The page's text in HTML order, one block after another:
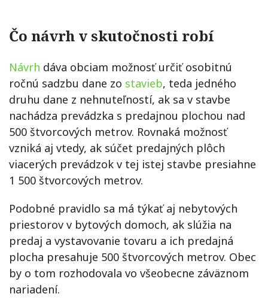
Čo návrh v skutočnosti robí
Návrh dáva obciam možnosť určiť osobitnú
ročnú sadzbu dane zo stavieb, teda jedného
druhu dane z nehnuteľností, ak sa v stavbe
nachádza prevádzka s predajnou plochou nad
500 štvorcových metrov. Rovnaká možnosť
vzniká aj vtedy, ak súčet predajných plôch
viacerých prevádzok v tej istej stavbe presiahne
1 500 štvorcových metrov.
Podobné pravidlo sa má týkať aj nebytových
priestorov v bytových domoch, ak slúžia na
predaj a vystavovanie tovaru a ich predajná
plocha presahuje 500 štvorcových metrov. Obec
by o tom rozhodovala vo všeobecne záväznom
nariadení.